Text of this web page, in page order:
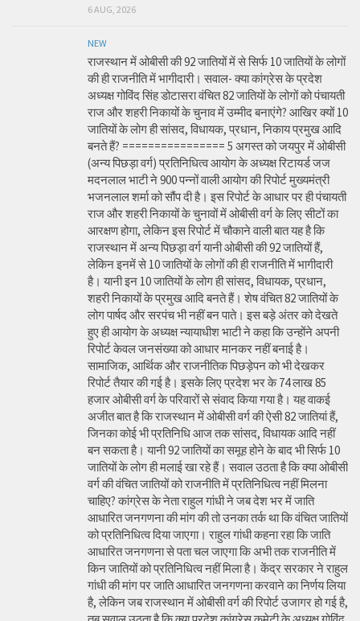
6 AUG, 2026
NEW
राजस्थान में ओबीसी की 92 जातियों में से सिर्फ 10 जातियों के लोगों
की ही राजनीति में भागीदारी। सवाल- क्या कांग्रेस के प्रदेश
अध्यक्ष गोविंद सिंह डोटासरा वंचित 82 जातियों के लोगों को पंचायती
राज और शहरी निकायों के चुनाव में उम्मीद बनाएंगे? आखिर क्यों 10
जातियों के लोग ही सांसद, विधायक, प्रधान, निकाय प्रमुख आदि
बनते हैं? ================ 5 अगस्त को जयपुर में ओबीसी
(अन्य पिछड़ा वर्ग) प्रतिनिधित्व आयोग के अध्यक्ष रिटायर्ड जज
मदनलाल भाटी ने 900 पन्नों वाली आयोग की रिपोर्ट मुख्यमंत्री
भजनलाल शर्मा को सौंप दी है। इस रिपोर्ट के आधार पर ही पंचायती
राज और शहरी निकायों के चुनावों में ओबीसी वर्ग के लिए सीटों का
आरक्षण होगा, लेकिन इस रिपोर्ट में चौकाने वाली बात यह है कि
राजस्थान में अन्य पिछड़ा वर्ग यानी ओबीसी की 92 जातियों हैं,
लेकिन इनमें से 10 जातियों के लोगों की ही राजनीति में भागीदारी
है। यानी इन 10 जातियों के लोग ही सांसद, विधायक, प्रधान,
शहरी निकायों के प्रमुख आदि बनते हैं। शेष वंचित 82 जातियों के
लोग पार्षद और सरपंच भी नहीं बन पाते। इस बड़े अंतर को देखते
हुए ही आयोग के अध्यक्ष न्यायाधीश भाटी ने कहा कि उन्होंने अपनी
रिपोर्ट केवल जनसंख्या को आधार मानकर नहीं बनाई है।
सामाजिक, आर्थिक और राजनीतिक पिछड़ेपन को भी देखकर
रिपोर्ट तैयार की गई है। इसके लिए प्रदेश भर के 74 लाख 85
हजार ओबीसी वर्ग के परिवारों से संवाद किया गया है। यह वाकई
अजीत बात है कि राजस्थान में ओबीसी वर्ग की ऐसी 82 जातियां हैं,
जिनका कोई भी प्रतिनिधि आज तक सांसद, विधायक आदि नहीं
बन सकता है। यानी 92 जातियों का समूह होने के बाद भी सिर्फ 10
जातियों के लोग ही मलाई खा रहे हैं। सवाल उठता है कि क्या ओबीसी
वर्ग की वंचित जातियों को राजनीति में प्रतिनिधित्व नहीं मिलना
चाहिए? कांग्रेस के नेता राहुल गांधी ने जब देश भर में जाति
आधारित जनगणना की मांग की तो उनका तर्क था कि वंचित जातियों
को प्रतिनिधित्व दिया जाएगा। राहुल गांधी कहना रहा कि जाति
आधारित जनगणना से पता चल जाएगा कि अभी तक राजनीति में
किन जातियों को प्रतिनिधित्व नहीं मिला है। केंद्र सरकार ने राहुल
गांधी की मांग पर जाति आधारित जनगणना करवाने का निर्णय लिया
है, लेकिन जब राजस्थान में ओबीसी वर्ग की रिपोर्ट उजागर हो गई है,